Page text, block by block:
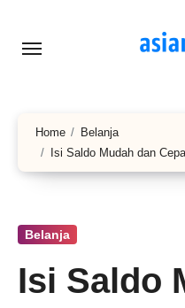
Home
Belanja
Isi Saldo Mudah dan
Belanja
Isi Saldo